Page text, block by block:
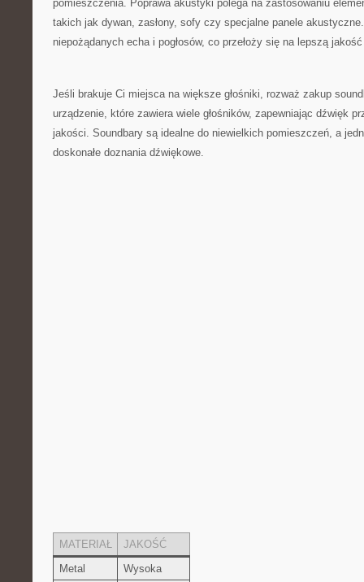
⁤pomieszczenia. ‌Poprawa akustyki polega na zastosowaniu
takich jak ⁢dywan,​ zasłony,⁤ sofy czy ​specjalne panele
niepożądanych​ echa i ​pogłosów, co przełoży się⁤ na lepszą
Jeśli ⁢brakuje Ci miejsca na większe głośniki, rozważ zakup
urządzenie, ⁣które zawiera wiele głośników, zapewniając dźwięk
⁣jakości. ‌Soundbary ​są ⁢idealne do niewielkich⁣ pomieszczeń, a
‌doskonałe doznania dźwiękowe.
MATERIAŁ
JAKOŚĆ
Metal
Wysoka